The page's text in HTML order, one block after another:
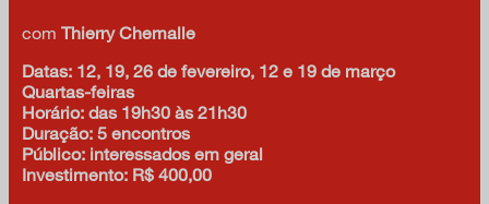
com Thierry Chemalle
Datas: 12, 19, 26 de fevereiro, 12 e 19 de março
Quartas-feiras
Horário: das 19h30 às 21h30
Duração: 5 encontros
Público: interessados em geral
Investimento: R$ 400,00